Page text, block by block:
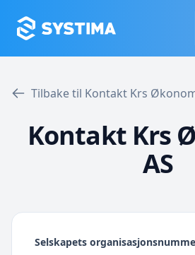
Tilbake til Kontakt Krs
Kontakt Krs
AS
Selskapets